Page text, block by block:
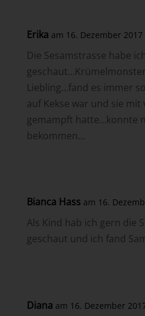
Erika am 16. Dezember
Die Sesamstrasse habe
Liebling…fand es immer
auf Kekse war und sie mit
gemampft hatte…konnte
bekommen…
Bianca Hass am 16.
Als Kind hab ich gern die
geschaut und ich fand
Diana am 16. Dezember